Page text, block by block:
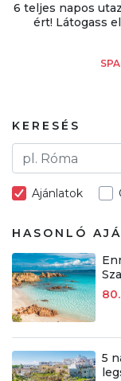
6 teljes napos
ért! Látogass
KERESÉS
Ajánlatok
HASONLÓ
5